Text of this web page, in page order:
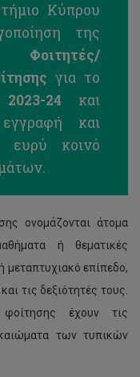
Κύπρου
της
Φοιτητές/
για το
24 και
και
ευρύ κοινό
ονομάζονται άτομα
ή θεματικές
μεταπτυχιακό επίπεδο,
τις δεξιότητές τους.
φοίτησης έχουν τις
των τυπικών